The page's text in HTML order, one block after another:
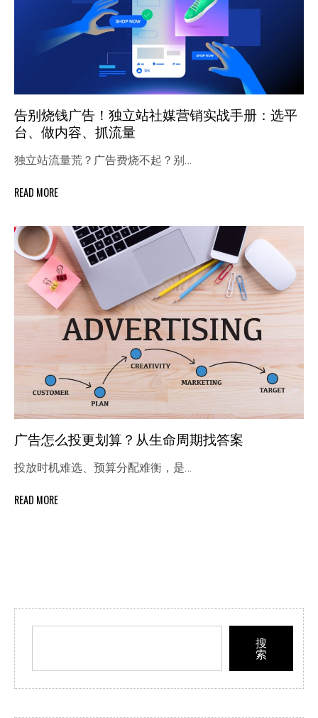
告别烧钱广告！独立站社媒营销实战手册：选平
台、做内容、抓流量
独立站流量荒？广告费烧不起？别…
READ MORE
广告怎么投更划算？从生命周期找答案
投放时机难选、预算分配难衡，是…
READ MORE
搜
索